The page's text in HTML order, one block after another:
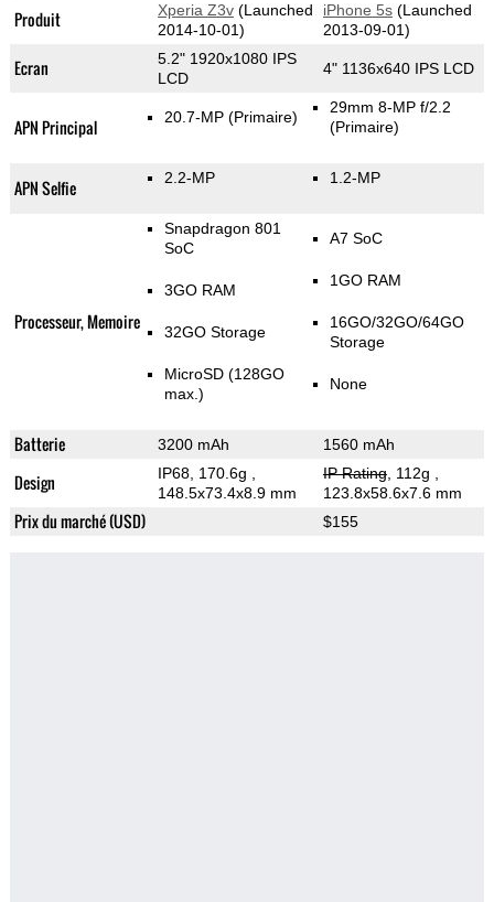
Produit Xperia Z3v(Launched
2014-10-01)
iPhone 5s(Launched
2013-09-01)
Ecran
5.2" 1920x1080 IPS
LCD
4" 1136x640 IPS LCD
APN Principal 20.7-MP (Primaire)
29mm 8-MP f/2.2
(Primaire)
APN Selfie 2.2-MP 1.2-MP
Processeur, Memoire
Snapdragon 801
SoC
3GO RAM
32GO Storage
MicroSD (128GO
max.)
A7 SoC
1GO RAM
16GO/32GO/64GO
Storage
None
Batterie 3200 mAh 1560 mAh
Design IP68, 170.6g
148.5x73.4x8.9 mm
IP Rating, 112g
123.8x58.6x7.6 mm
Prix du marché (USD) $155